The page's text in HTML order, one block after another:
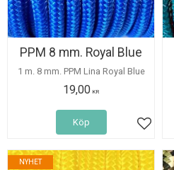
PPM 8 mm. Royal Blue
1 m. 8 mm. PPM Lina Royal Blue
19,00 KR
Lägg
Köp
NYHET